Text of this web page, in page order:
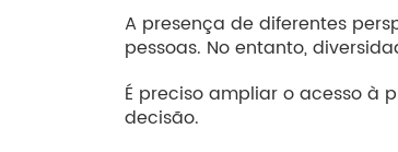
A presença de diferentes
pessoas. No entanto,
É preciso ampliar o acesso à
decisão.